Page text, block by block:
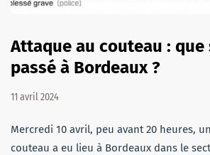
Attaque au couteau :
passé à Bordeaux ?
11 avril 2024
Mercredi 10 avril, peu avant 20 heures,
couteau a eu lieu à Bordeaux dans le